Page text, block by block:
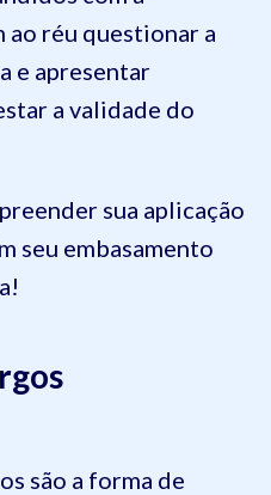
ao réu questionar a
e apresentar
a validade do
sua aplicação
seu embasamento
são a forma de